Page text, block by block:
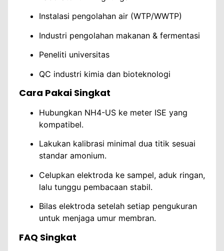
Instalasi pengolahan air (WTP/WWTP)
Industri pengolahan makanan & fermentasi
Peneliti universitas
QC industri kimia dan bioteknologi
Cara Pakai Singkat
Hubungkan NH4-US ke meter ISE yang
kompatibel.
Lakukan kalibrasi minimal dua titik sesuai
standar amonium.
Celupkan elektroda ke sampel, aduk ringan,
lalu tunggu pembacaan stabil.
Bilas elektroda setelah setiap pengukuran
untuk menjaga umur membran.
FAQ Singkat